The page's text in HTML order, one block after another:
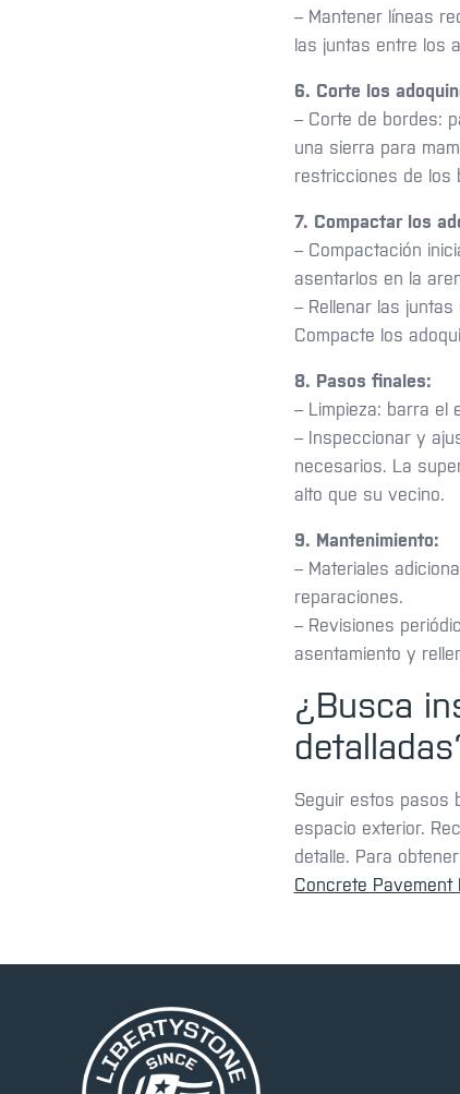
– Mantener líneas
las juntas entre los
6. Corte los
– Corte de bordes:
una sierra para
restricciones de los
7. Compactar los
– Compactación
asentarlos en la
– Rellenar las
Compacte los
8. Pasos finales:
– Limpieza: barra el
– Inspeccionar y
necesarios. La
alto que su vecino.
9. Mantenimiento:
– Materiales
reparaciones.
– Revisiones
asentamiento y
¿Busca
Seguir estos pasos
espacio exterior.
detalle. Para
Concrete Pavement